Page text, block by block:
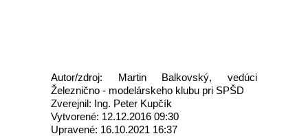
Autor/zdroj: Martin Balkovský, vedúci
Železnično - modelárskeho klubu pri SPŠD
Zverejnil: Ing. Peter Kupčík
Vytvorené: 12.12.2016 09:30
Upravené: 16.10.2021 16:37